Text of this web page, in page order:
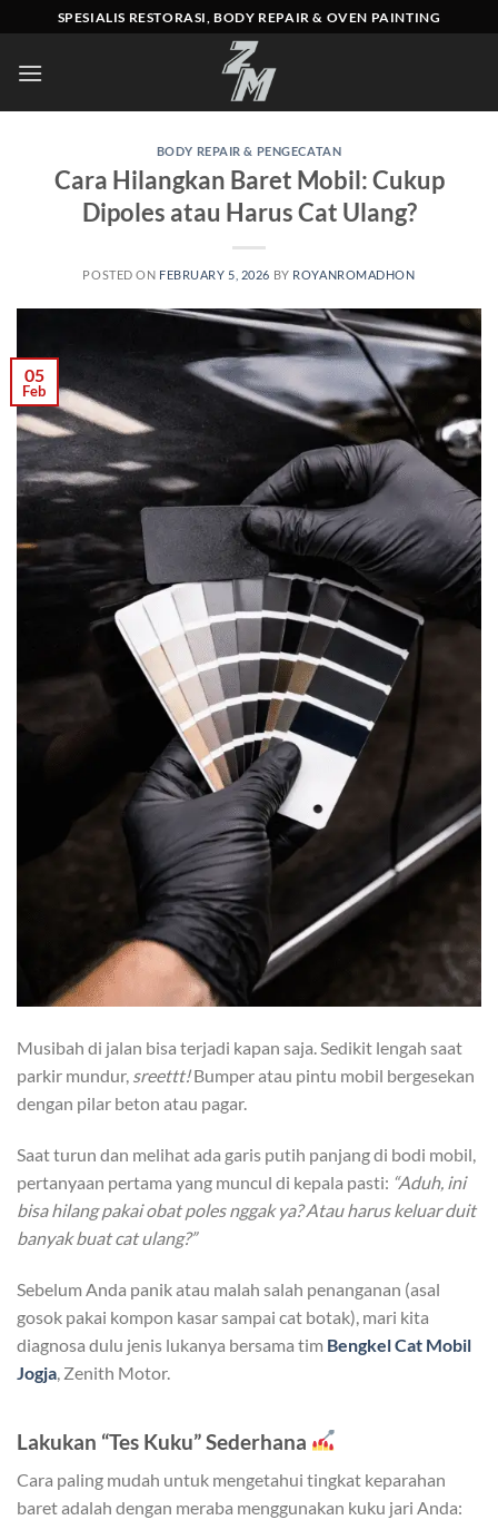
to
content
SPESIALIS RESTORASI, BODY REPAIR & OVEN PAINTING
BODY REPAIR & PENGECATAN
Cara Hilangkan Baret Mobil: Cukup
Dipoles atau Harus Cat Ulang?
POSTED ON FEBRUARY 5, 2026 BY ROYANROMADHON
05
Feb
Musibah di jalan bisa terjadi kapan saja. Sedikit lengah saat
parkir mundur, sreettt!Bumper atau pintu mobil bergesekan
dengan pilar beton atau pagar.
Saat turun dan melihat ada garis putih panjang di bodi mobil,
pertanyaan pertama yang muncul di kepala pasti: “Aduh, ini
bisa hilang pakai obat poles nggak ya? Atau harus keluar duit
banyak buat cat ulang?”
Sebelum Anda panik atau malah salah penanganan (asal
gosok pakai kompon kasar sampai cat botak), mari kita
diagnosa dulu jenis lukanya bersama tim Bengkel Cat Mobil
Jogja , Zenith Motor.
Lakukan “Tes Kuku” Sederhana
Cara paling mudah untuk mengetahui tingkat keparahan
baret adalah dengan meraba menggunakan kuku jari Anda: